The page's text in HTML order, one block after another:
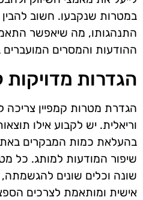
במטרות שנקבעו. חשוב
התנהגותו, מה שיאפשר
ההודעות והמסרים
הגדרות
הגדרת מטרות קמפיין צריכה
וריאלית. יש לקבוע אילו
בהעלאת כמות המבקרים
שיפור המודעות למותג. כל
שונה וכלים שונים להגשמתה,
אישית ומותאמת לצרכים